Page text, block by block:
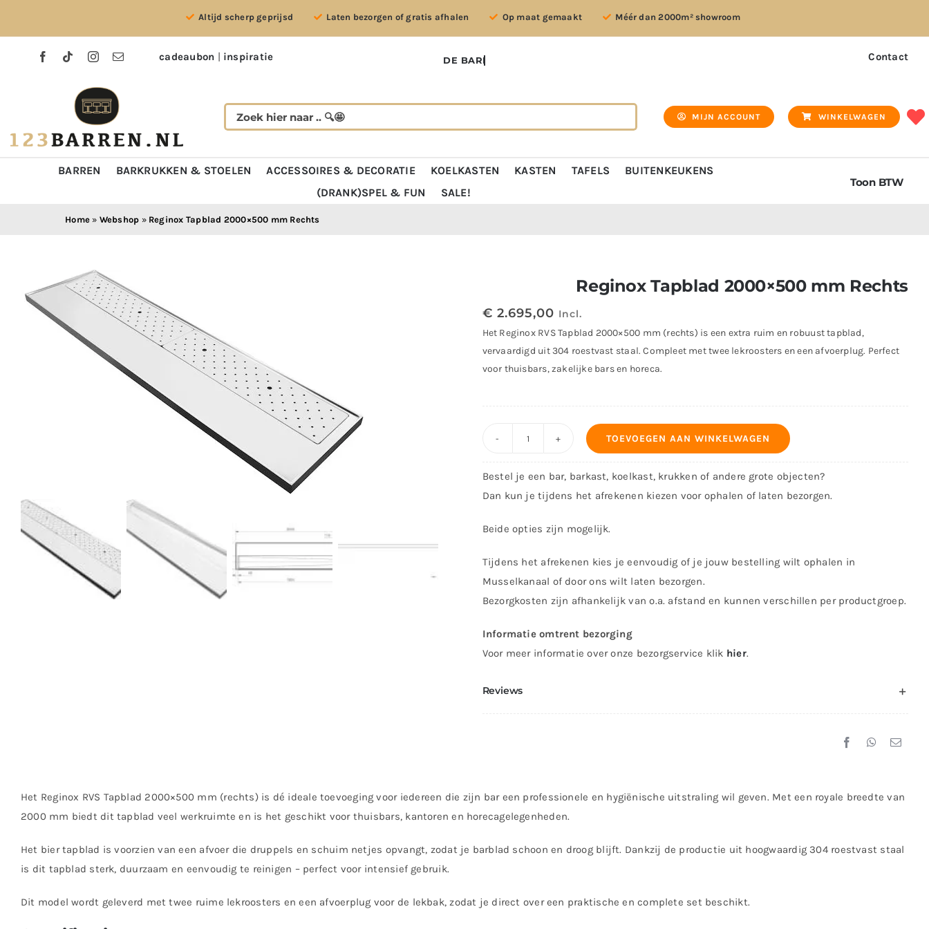
Altijd scherp geprijsd Laten bezorgen of gratis afhalen Op maat gemaakt Méér dan 2000m² showroom
cadeaubon | inspiratie Contact
MIJN ACCOUNT WINKELWAGEN
BARREN BARKRUKKEN & STOELEN ACCESSOIRES & DECORATIE KOELKASTEN KASTEN TAFELS
BUITENKEUKENS
(DRANK)SPEL & FUN
SALE!
Toon BTW
Home » Webshop » Reginox Tapblad 2000×500 mm Rechts
Reginox Tapblad 2000×500 mm Rechts
€ 2.695,00 Incl.
Het Reginox RVS Tapblad 2000×500 mm (rechts) is een extra ruim en robuust tapblad,
vervaardigd uit 304 roestvast staal. Compleet met twee lekroosters en een afvoerplug. Perfect
voor thuisbars, zakelijke bars en horeca.
mm
Rechts
TOEVOEGEN AAN WINKELWAGEN
Bestel je een bar, barkast, koelkast, krukken of andere grote objecten?
Dan kun je tijdens het afrekenen kiezen voor ophalen of laten bezorgen.
Beide opties zijn mogelijk.
Tijdens het afrekenen kies je eenvoudig of je jouw bestelling wilt ophalen in
Musselkanaal of door ons wilt laten bezorgen.
Bezorgkosten zijn afhankelijk van o.a. afstand en kunnen verschillen per productgroep.
Informatie omtrent bezorging
Voor meer informatie over onze bezorgservice klik hier.
Reviews
Het Reginox RVS Tapblad 2000×500 mm (rechts) is dé ideale toevoeging voor iedereen die zijn bar een professionele en hygiënische uitstraling wil geven. Met een royale breedte van
2000 mm biedt dit tapblad veel werkruimte en is het geschikt voor thuisbars, kantoren en horecagelegenheden.
Het bier tapblad is voorzien van een afvoer die druppels en schuim netjes opvangt, zodat je barblad schoon en droog blijft. Dankzij de productie uit hoogwaardig 304 roestvast staal
is dit tapblad sterk, duurzaam en eenvoudig te reinigen – perfect voor intensief gebruik.
Dit model wordt geleverd met twee ruime lekroosters en een afvoerplug voor de lekbak, zodat je direct over een praktische en complete set beschikt.